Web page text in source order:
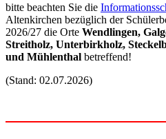
bitte beachten Sie die
Altenkirchen bezüglich der
2026/27 die Orte Wendlingen,
Streitholz, Unterbirkholz,
und Mühlenthal betreffend!
(Stand: 02.07.2026)